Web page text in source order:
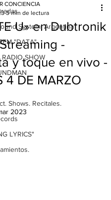
System. Argentina
"DATA"
RADIO SHOW
Shows. Recitales.
LYRICS"
U» en Dubtronik
-
y toque en vivo -
4 DE MARZO
CONCIENCIA
3 min de lectura
2023
de 5 estrellas.